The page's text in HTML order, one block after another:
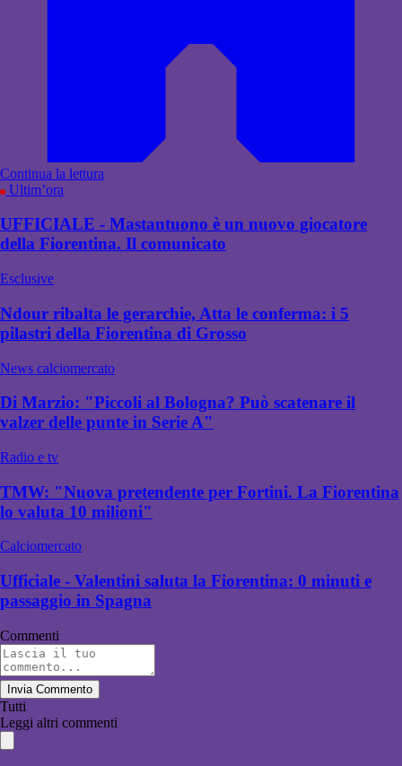
Continua la lettura
Ultim’ora
UFFICIALE - Mastantuono è un nuovo giocatore
della Fiorentina. Il comunicato
Esclusive
Ndour ribalta le gerarchie, Atta le conferma: i 5
pilastri della Fiorentina di Grosso
News calciomercato
Di Marzio: "Piccoli al Bologna? Può scatenare il
valzer delle punte in Serie A"
Radio e tv
TMW: "Nuova pretendente per Fortini. La Fiorentina
lo valuta 10 milioni"
Calciomercato
Ufficiale - Valentini saluta la Fiorentina: 0 minuti e
passaggio in Spagna
Commenti
Invia Commento
Tutti
Leggi altri commenti